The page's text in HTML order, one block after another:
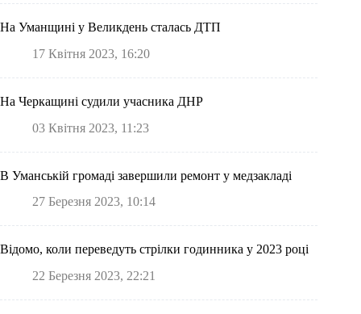
На Уманщині у Великдень сталась ДТП
17 Квітня 2023, 16:20
На Черкащині судили учасника ДНР
03 Квітня 2023, 11:23
В Уманській громаді завершили ремонт у медзакладі
27 Березня 2023, 10:14
Відомо, коли переведуть стрілки годинника у 2023 році
22 Березня 2023, 22:21